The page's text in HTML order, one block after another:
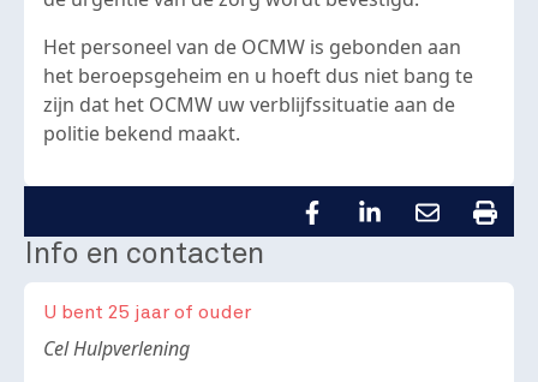
Het personeel van de OCMW is gebonden aan
het beroepsgeheim en u hoeft dus niet bang te
zijn dat het OCMW uw verblijfssituatie aan de
politie bekend maakt.
Info en contacten
U bent 25 jaar of ouder
Body
Cel Hulpverlening